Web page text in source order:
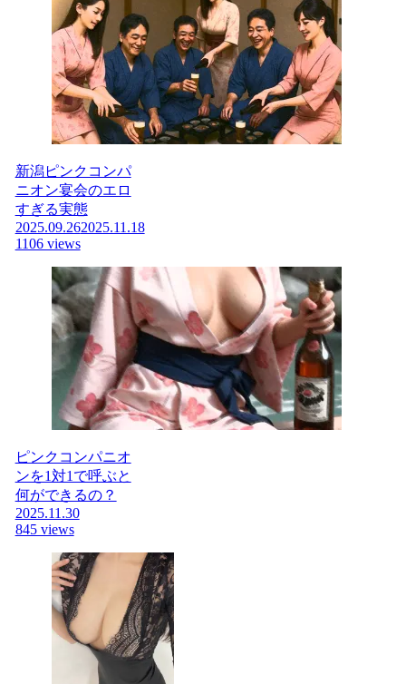
新潟ピンクコンパ
ニオン宴会のエロ
すぎる実態
2025.09.262025.11.18
1106 views
ピンクコンパニオ
ンを1対1で呼ぶと
何ができるの？
2025.11.30
845 views